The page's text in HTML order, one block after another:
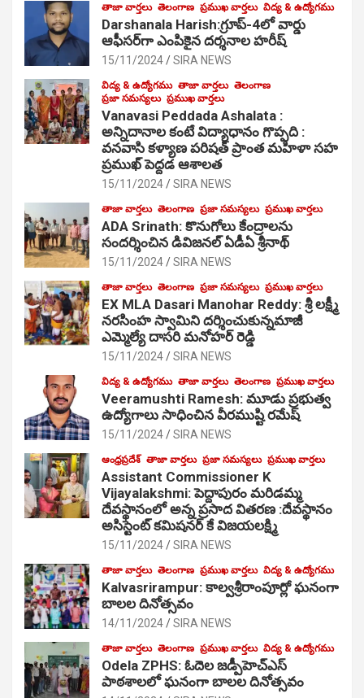
తాజా వార్తలు తెలంగాణ ప్రముఖ వార్తలు విద్య & ఉద్యోగము
Darshanala Harish:గ్రూప్-4లో వార్డు
ఆఫీసర్‌గా ఎంపికైన దర్శనాల హరీష్
15/11/2024 SIRA NEWS
విద్య & ఉద్యోగము తాజా వార్తలు తెలంగాణ
ప్రజా సమస్యలు ప్రముఖ వార్తలు
Vanavasi Peddada Ashalata :
అన్నిదానాల కంటే విద్యాధానం గొప్పది :
వనవాసి కళ్యాణ పరిషత్ ప్రాంత మహిళా సహ
ప్రముఖ్ పెద్దడ ఆశాలత
15/11/2024 SIRA NEWS
తాజా వార్తలు తెలంగాణ ప్రజా సమస్యలు ప్రముఖ వార్తలు
ADA Srinath: కొనుగోలు కేంద్రాల‌ను
సంద‌ర్శించిన డివిజనల్ ఏడీఏ శ్రీనాథ్
15/11/2024 SIRA NEWS
తాజా వార్తలు తెలంగాణ ప్రజా సమస్యలు ప్రముఖ వార్తలు
EX MLA Dasari Manohar Reddy: శ్రీ లక్ష్మీ
నరసింహ స్వామిని దర్శించుకున్నమాజీ
ఎమ్మెల్యే దాసరి మనోహర్ రెడ్డి
15/11/2024 SIRA NEWS
విద్య & ఉద్యోగము తాజా వార్తలు తెలంగాణ ప్రముఖ వార్తలు
Veeramushti Ramesh: మూడు ప్రభుత్వ
ఉద్యోగాలు సాధించిన వీరముష్టి రమేష్
15/11/2024 SIRA NEWS
ఆంధ్రప్రదేశ్ తాజా వార్తలు ప్రజా సమస్యలు ప్రముఖ వార్తలు
Assistant Commissioner K
Vijayalakshmi: పెద్దాపురం మరిడమ్మ
దేవస్థానంలో అన్న ప్రసాద వితరణ :దేవస్థానం
అసిస్టెంట్ కమిషనర్ కే విజయలక్ష్మి
15/11/2024 SIRA NEWS
తాజా వార్తలు తెలంగాణ ప్రముఖ వార్తలు విద్య & ఉద్యోగము
Kalvasrirampur: కాల్వశ్రీరాంపూర్లో ఘనంగా
బాలల దినోత్సవం
14/11/2024 SIRA NEWS
తాజా వార్తలు తెలంగాణ ప్రముఖ వార్తలు విద్య & ఉద్యోగము
Odela ZPHS: ఓదెల జ‌డ్పీహెచ్ఎస్
పాఠ‌శాల‌లో ఘనంగా బాలల దినోత్సవం